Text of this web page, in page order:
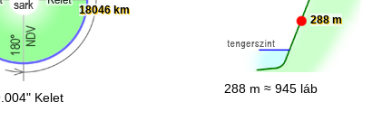
18046 km
Kelet
288 m
288 m ≈ 945 láb